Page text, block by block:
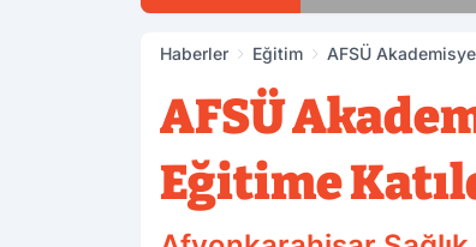
Haberler Eğitim AFSÜ
AFSÜ
Eğitime